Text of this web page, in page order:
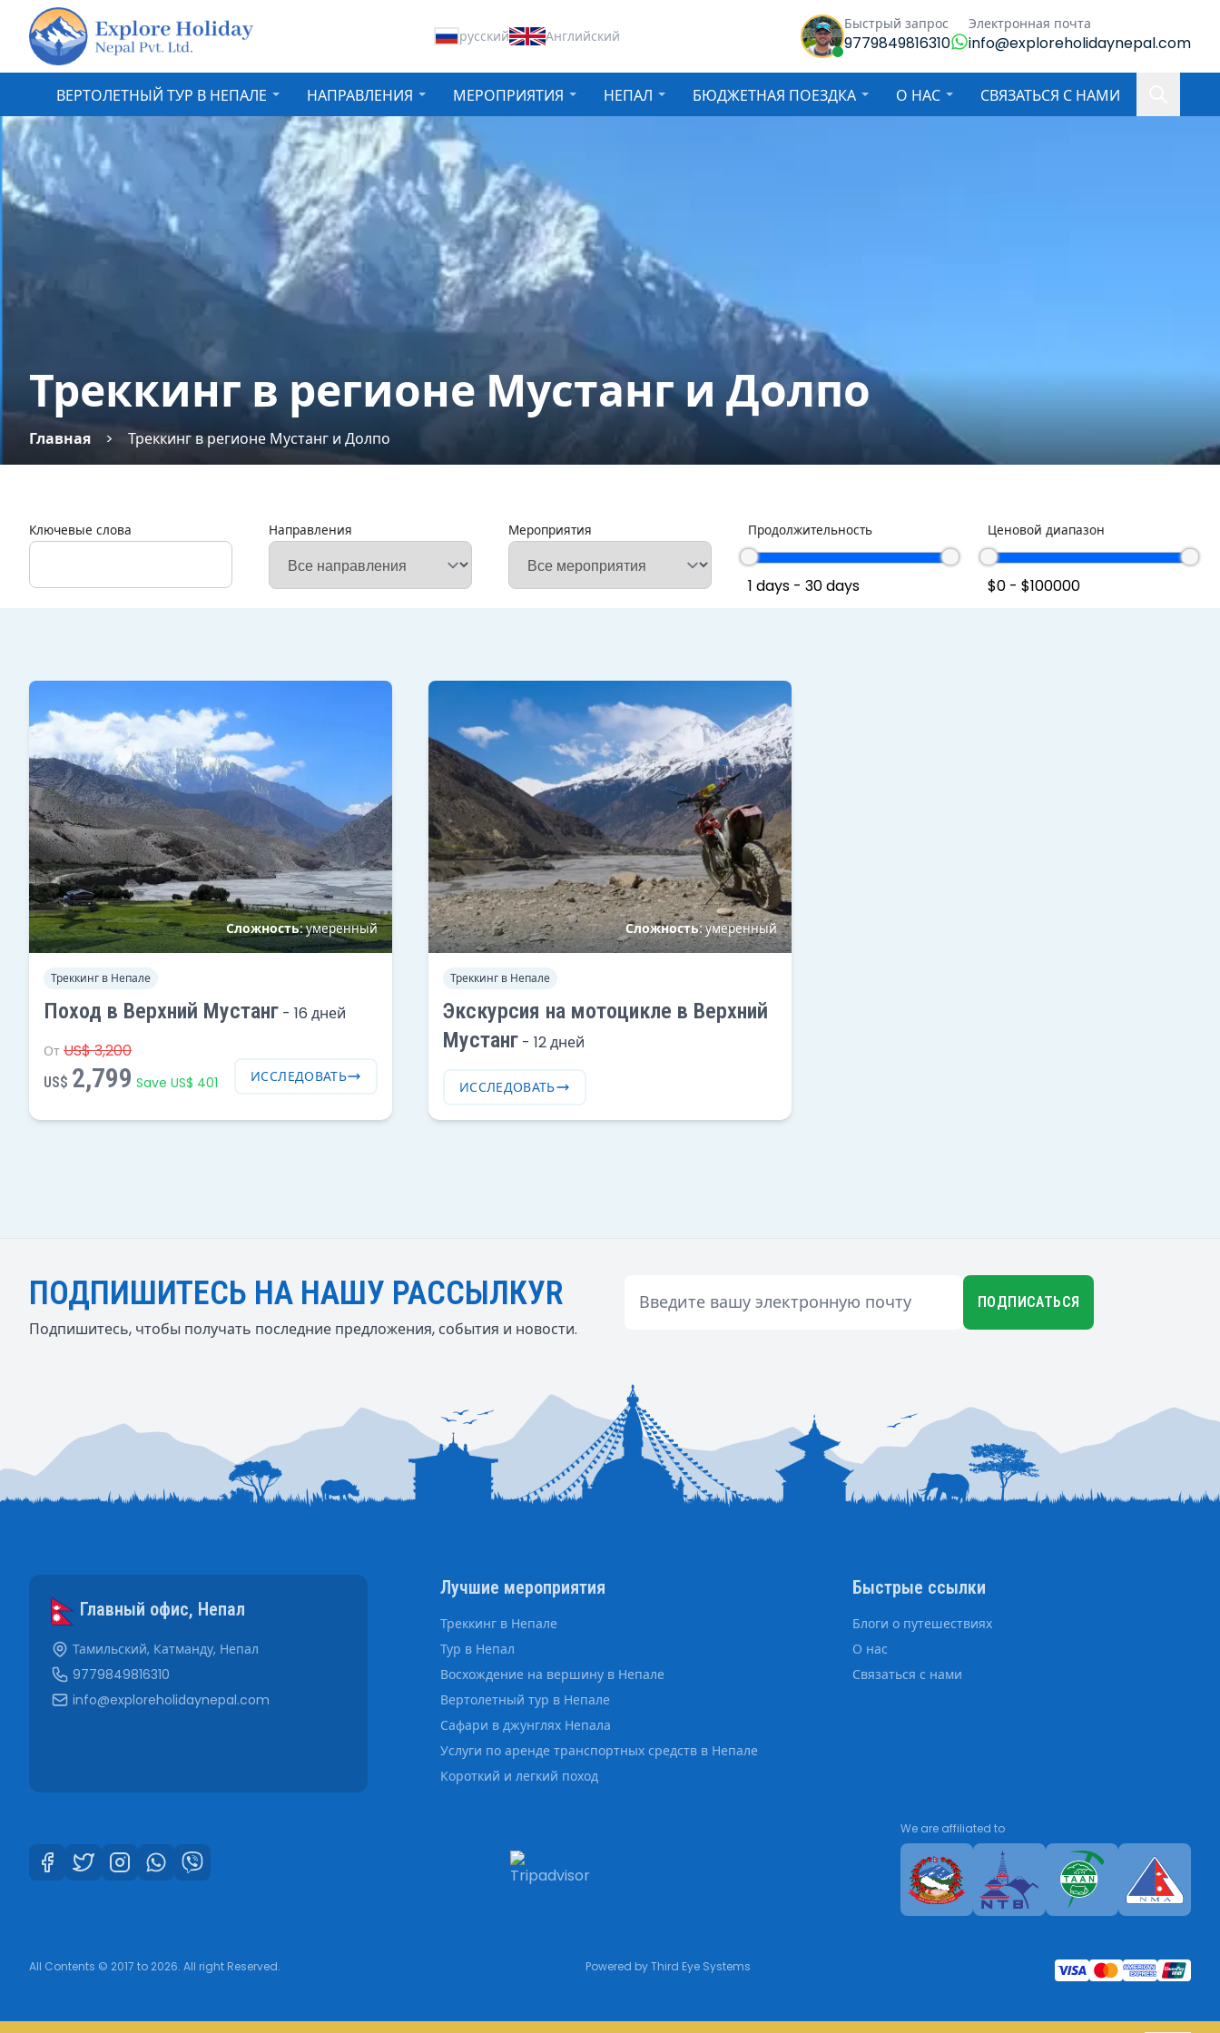
русский Английский
Быстрый запрос
9779849816310
Электронная почта
info@exploreholidaynepal.com
ВЕРТОЛЕТНЫЙ ТУР В НЕПАЛЕ НАПРАВЛЕНИЯ МЕРОПРИЯТИЯ НЕПАЛ БЮДЖЕТНАЯ ПОЕЗДКА О НАС СВЯЗАТЬСЯ С НАМИ
Треккинг в регионе Мустанг и Долпо
Главная Треккинг в регионе Мустанг и Долпо
Ключевые слова Направления Мероприятия Продолжительность Ценовой диапазон
Сложность:умеренный
Треккинг в Непале
Поход в Верхний Мустанг - 16 дней
От US$ 3,200
US$ 2,799 Save US$ 401 ИССЛЕДОВАТЬ
Сложность:умеренный
Треккинг в Непале
Экскурсия на мотоцикле в Верхний
Мустанг - 12 дней
ИССЛЕДОВАТЬ
ПОДПИШИТЕСЬ НА НАШУ РАССЫЛКУR
Подпишитесь, чтобы получать последние предложения, события и новости.
ПОДПИСАТЬСЯ
Главный офис, Непал
Тамильский, Катманду, Непал
9779849816310
info@exploreholidaynepal.com
Лучшие мероприятия
Треккинг в Непале
Тур в Непал
Восхождение на вершину в Непале
Вертолетный тур в Непале
Сафари в джунглях Непала
Услуги по аренде транспортных средств в Непале
Короткий и легкий поход
Быстрые ссылки
Блоги о путешествиях
О нас
Связаться с нами
We are affiliated to
All Contents © 2017 to 2026. All right Reserved. Powered byThird Eye Systems